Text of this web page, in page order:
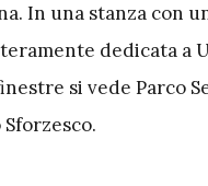
In una stanza con
dedicata a
si vede Parco